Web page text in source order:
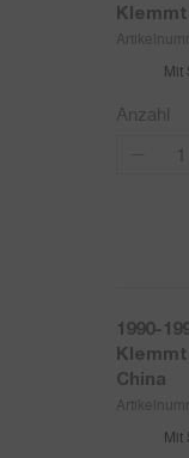
Mit
Anzahl
1990-
China
Mit